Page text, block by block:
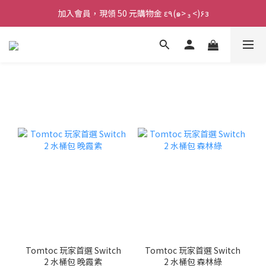
加入會員，現領 50 元購物金 ε٩(๑> ₃ <)۶з
加入會員，現領 50 元購物金 ε٩(๑> ₃ <)۶з
全館滿 800 元 就免運 🚚
Tomtoc 玩家首選 Switch
2 水桶包 晚霞紫
Tomtoc 玩家首選 Switch
2 水桶包 森林綠